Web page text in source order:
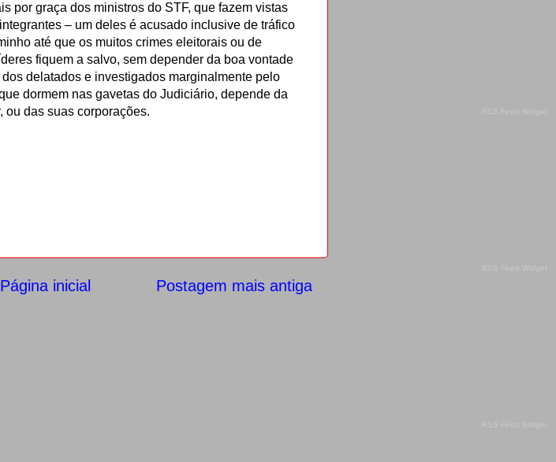
por graça dos ministros do STF, que fazem vistas
– um deles é acusado inclusive de tráfico
até que os muitos crimes eleitorais ou de
fiquem a salvo, sem depender da boa vontade
delatados e investigados marginalmente pelo
dormem nas gavetas do Judiciário, depende da
ou das suas corporações.
Postagem mais antiga
Página inicial
RSS Feed Widget
RSS Feed Widget
RSS Feed Widget